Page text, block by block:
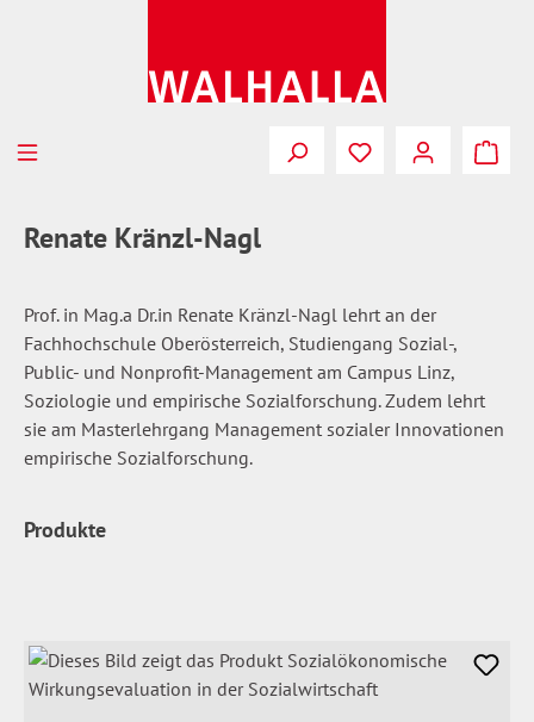
Du hast 0
Renate Kränzl-Nagl
Prof. in Mag.a Dr.in Renate Kränzl-Nagl lehrt an der
Fachhochschule Oberösterreich, Studiengang Sozial-,
Public- und Nonprofit-Management am Campus Linz,
Soziologie und empirische Sozialforschung. Zudem lehrt
sie am Masterlehrgang Management sozialer Innovationen
empirische Sozialforschung.
Produkte